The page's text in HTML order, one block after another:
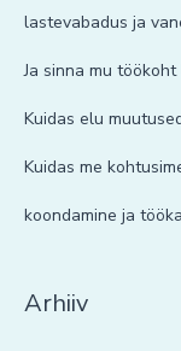
lastevabadus ja
Ja sinna mu töökoht
Kuidas elu
Kuidas me
koondamine ja
Arhiiv